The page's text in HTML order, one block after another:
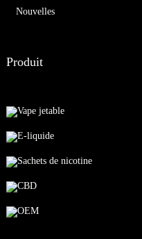
Nouvelles
Produit
Vape jetable
E-liquide
Sachets de nicotine
CBD
OEM